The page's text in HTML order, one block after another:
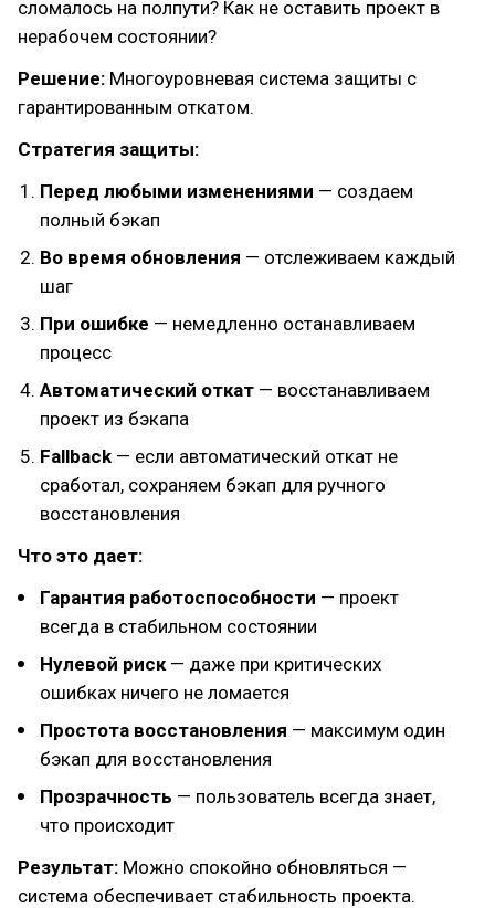
сломалось на полпути? Как не оставить проект в
нерабочем состоянии?
Решение: Многоуровневая система защиты с
гарантированным откатом.
Стратегия защиты:
Перед любыми изменениями — создаем
полный бэкап
Во время обновления — отслеживаем каждый
шаг
При ошибке — немедленно останавливаем
процесс
Автоматический откат — восстанавливаем
проект из бэкапа
Fallback — если автоматический откат не
сработал, сохраняем бэкап для ручного
восстановления
Что это дает:
Гарантия работоспособности — проект
всегда в стабильном состоянии
Нулевой риск — даже при критических
ошибках ничего не ломается
Простота восстановления — максимум один
бэкап для восстановления
Прозрачность — пользователь всегда знает,
что происходит
Результат: Можно спокойно обновляться —
система обеспечивает стабильность проекта.